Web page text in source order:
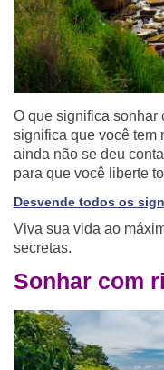
O que significa sonhar
significa que você tem
ainda não se deu
para que você liberte
Desvende todos os
Viva sua vida ao
secretas.
Sonhar com